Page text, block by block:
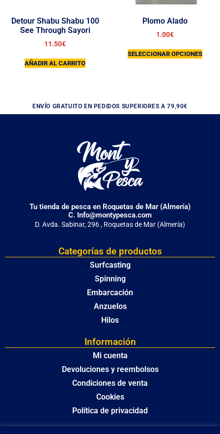
Detour Shabu Shabu 100
See Through Sayori
11.50€
AÑADIR AL CARRITO
Plomo Alado
1.00€
SELECCIONAR OPCIONES
ENVÍO GRATUITO EN PEDIDOS SUPERIORES A 79,90€
Tu tienda de pesca en Roquetas de Mar (Almería)
C. Info@montypesca.com
D. Avda. Sabinar, 296 , Roquetas de Mar (Almería)
Categorías de productos
Surfcasting
Spinning
Embarcación
Anzuelos
Hilos
Información
Mi cuenta
Devoluciones y reembolsos
Condiciones de venta
Cookies
Política de privacidad